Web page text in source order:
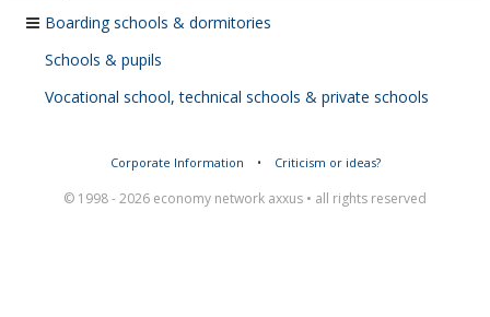
Boarding schools & dormitories
Schools & pupils
Vocational school, technical schools & private schools
Corporate Information • Criticism or ideas?
© 1998 - 2026 economy network axxus • all rights reserved